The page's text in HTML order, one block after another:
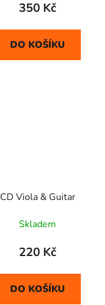
350 Kč
DO KOŠÍKU
CD Viola & Guitar
Skladem
220 Kč
DO KOŠÍKU